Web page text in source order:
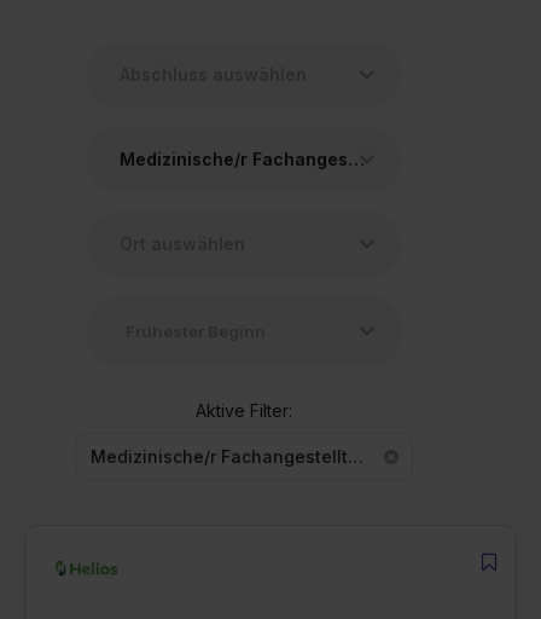
Medizinische/r Fachangestellte/r (MFA)
Aktive Filter:
Medizinische/r Fachangestellte/r (MFA)